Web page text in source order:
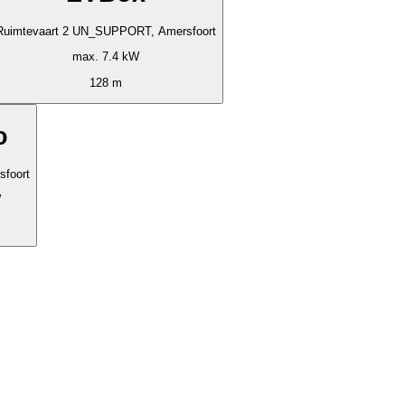
2 UN_SUPPORT, Amersfoort
max. 7.4 kW
128 m